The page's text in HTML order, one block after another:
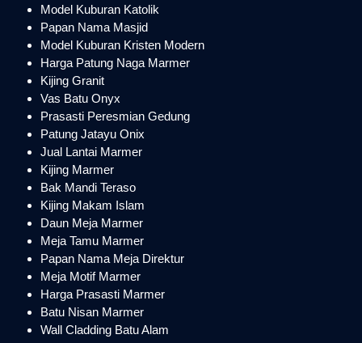
Model Kuburan Katolik
Papan Nama Masjid
Model Kuburan Kristen Modern
Harga Patung Naga Marmer
Kijing Granit
Vas Batu Onyx
Prasasti Peresmian Gedung
Patung Jatayu Onix
Jual Lantai Marmer
Kijing Marmer
Bak Mandi Teraso
Kijing Makam Islam
Daun Meja Marmer
Meja Tamu Marmer
Papan Nama Meja Direktur
Meja Motif Marmer
Harga Prasasti Marmer
Batu Nisan Marmer
Wall Cladding Batu Alam